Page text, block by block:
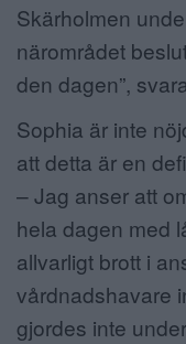
Skärholmen
närområdet
den dagen”,
Sophia är inte
att detta är en
– Jag anser att
hela dagen med
allvarligt brott i
vårdnadshavare
gjordes inte